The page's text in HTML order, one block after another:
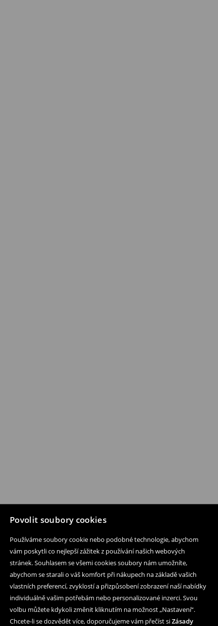
Povolit soubory cookies
Používáme soubory cookie nebo podobné technologie, abychom
vám poskytli co nejlepší zážitek z používání našich webových
stránek. Souhlasem se všemi cookies soubory nám umožníte,
abychom se starali o váš komfort při nákupech na základě vašich
vlastních preferencí, zvyklostí a přizpůsobení zobrazení naší nabídky
individuálně vašim potřebám nebo personalizované inzerci. Svou
volbu můžete kdykoli změnit kliknutím na možnost „Nastavení“.
Chcete-li se dozvědět více, doporučujeme vám přečíst siZásady